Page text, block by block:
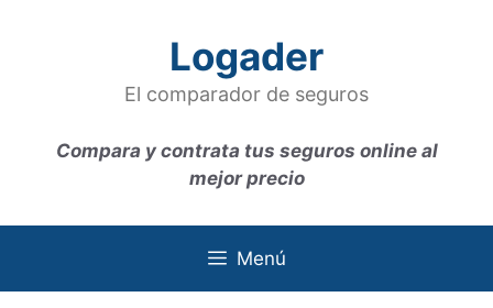
Logader
El comparador de seguros
Compara y contrata tus seguros online al
mejor precio
Menú